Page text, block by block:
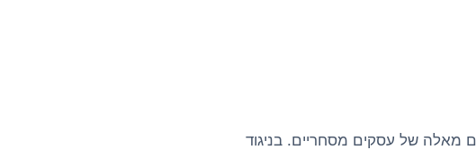
מאלה של עסקים מסחריים. בניגוד